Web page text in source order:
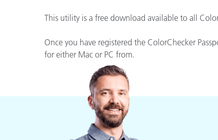
Automobil
Kunststoff
This utility is a free download available to all
Once you have registered the ColorChecker
for either Mac or PC from.